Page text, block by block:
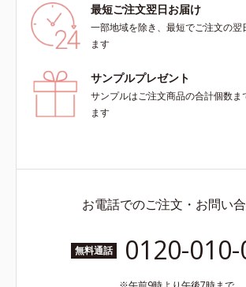
最短ご注文翌日お届け
一部地域を除き、最短でご注文の翌
ます
サンプルプレゼント
サンプルはご注文商品の合計個数ま
ます
お電話でのご注文・お問い
無料通話 0120-